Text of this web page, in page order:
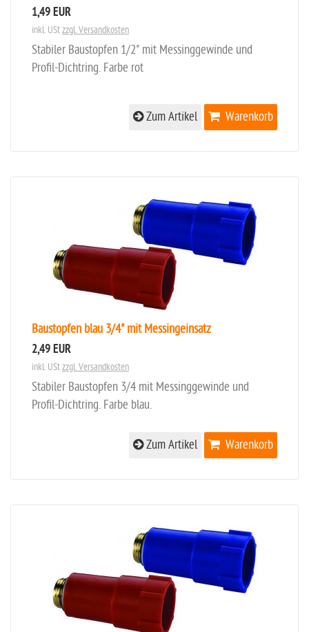
1,49 EUR
inkl. UStzzgl. Versandkosten
Stabiler Baustopfen 1/2" mit Messinggewinde und
Profil-Dichtring. Farbe rot
Warenkorb
Zum Artikel
Baustopfen blau 3/4" mit Messingeinsatz
2,49 EUR
inkl. UStzzgl. Versandkosten
Stabiler Baustopfen 3/4 mit Messinggewinde und
Profil-Dichtring. Farbe blau.
Warenkorb
Zum Artikel